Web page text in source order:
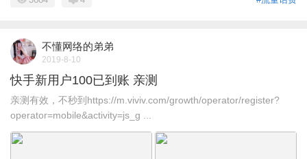
不懂网络的弟弟
2019-8-10
快手新用户100已到账 亲测
亲测有效，不秒到https://m.viviv.com/growth/operator/register?
operator=mobile&activity=js_g ...